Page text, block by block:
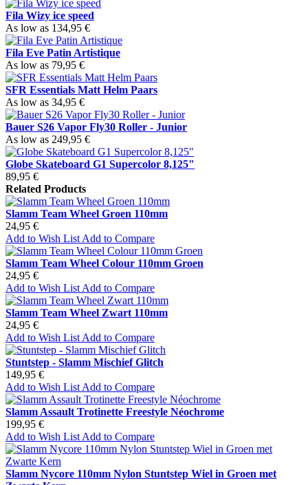
Fila Wizy ice speed
As low as 134,95 €
Fila Eve Patin Artistique
As low as 79,95 €
SFR Essentials Matt Helm Paars
As low as 34,95 €
Bauer S26 Vapor Fly30 Roller - Junior
As low as 249,95 €
Globe Skateboard G1 Supercolor 8,125"
89,95 €
Related Products
Slamm Team Wheel Groen 110mm
24,95 €
Add to Wish List Add to Compare
Slamm Team Wheel Colour 110mm Groen
24,95 €
Add to Wish List Add to Compare
Slamm Team Wheel Zwart 110mm
24,95 €
Add to Wish List Add to Compare
Stuntstep - Slamm Mischief Glitch
149,95 €
Add to Wish List Add to Compare
Slamm Assault Trotinette Freestyle Néochrome
199,95 €
Add to Wish List Add to Compare
Slamm Nycore 110mm Nylon Stuntstep Wiel in Groen met